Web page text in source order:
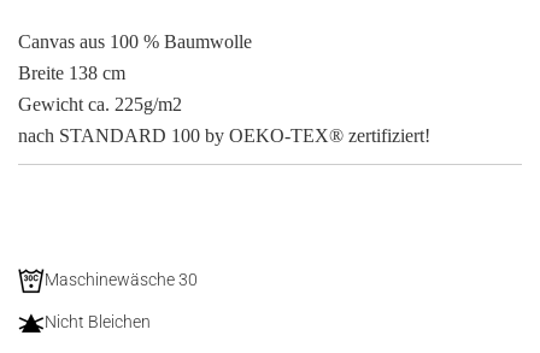
Canvas aus 100 % Baumwolle
Breite 138 cm
Gewicht ca. 225g/m2
nach STANDARD 100 by OEKO-TEX® zertifiziert!
Maschinewäsche 30
Nicht Bleichen